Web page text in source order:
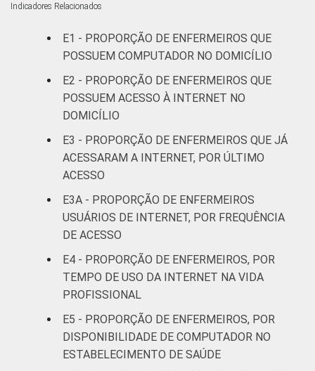
FAIXA ETÁRIA
Até 30
anos
86
41 anos ou
94
LOCALIZAÇÃO Capital 94
Dados coletados entre setembro de 2014 e
março de 2015.
Base: 1.527 enfermeiros que têm
computador de mesa à disposição para uso
no estabelecimento de saúde em que
Indicadores Relacionados
E1 - PROPORÇÃO DE ENFERMEIROS QUE
POSSUEM COMPUTADOR NO DOMICÍLIO
E2 - PROPORÇÃO DE ENFERMEIROS QUE
POSSUEM ACESSO À INTERNET NO
DOMICÍLIO
E3 - PROPORÇÃO DE ENFERMEIROS QUE JÁ
ACESSARAM A INTERNET, POR ÚLTIMO
ACESSO
E3A - PROPORÇÃO DE ENFERMEIROS
USUÁRIOS DE INTERNET, POR FREQUÊNCIA
DE ACESSO
E4 - PROPORÇÃO DE ENFERMEIROS, POR
TEMPO DE USO DA INTERNET NA VIDA
PROFISSIONAL
E5 - PROPORÇÃO DE ENFERMEIROS, POR
DISPONIBILIDADE DE COMPUTADOR NO
ESTABELECIMENTO DE SAÚDE